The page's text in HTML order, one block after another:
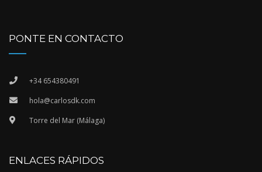
PONTE EN CONTACTO
+34 654380491
hola@carlosdk.com
Torre del Mar (Málaga)
ENLACES RÁPIDOS